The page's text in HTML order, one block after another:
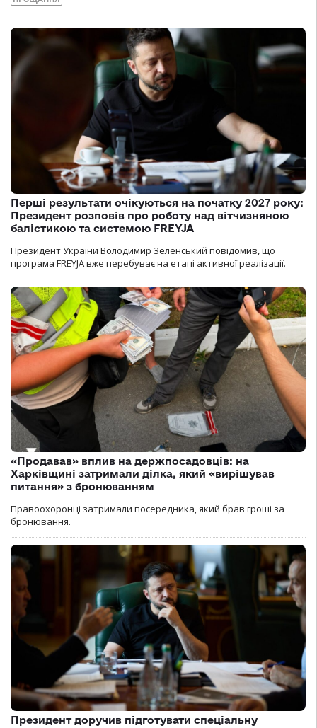
Перші результати очікуються на початку 2027 року:
Президент розповів про роботу над вітчизняною
балістикою та системою FREYJA
Президент України Володимир Зеленський повідомив, що
програма FREYJA вже перебуває на етапі активної реалізації.
«Продавав» вплив на держпосадовців: на
Харківщині затримали ділка, який «вирішував
питання» з бронюванням
Правоохоронці затримали посередника, який брав гроші за
бронювання.
Президент доручив підготувати спеціальну